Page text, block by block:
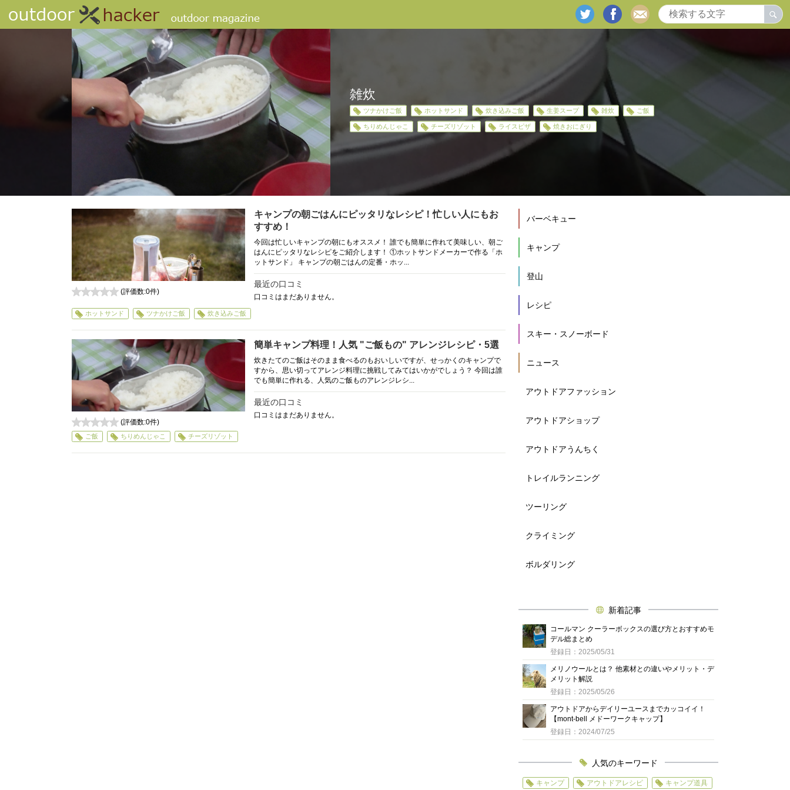
雑炊
ツナかけご飯 ホットサンド 炊き込みご飯 生姜スープ 雑炊 ご飯
ちりめんじゃこ チーズリゾット ライスピザ 焼きおにぎり
キャンプの朝ごはんにピッタリなレシピ！忙しい人にもお
すすめ！
今回は忙しいキャンプの朝にもオススメ！ 誰でも簡単に作れて美味しい、朝ご
はんにピッタリなレシピをご紹介します！ ①ホットサンドメーカーで作る「ホ
ットサンド」 キャンプの朝ごはんの定番・ホッ...
最近の口コミ
口コミはまだありません。
(評価数:0件)
ホットサンド ツナかけご飯 炊き込みご飯
簡単キャンプ料理！人気 "ご飯もの" アレンジレシピ・5選
炊きたてのご飯はそのまま食べるのもおいしいですが、せっかくのキャンプで
すから、思い切ってアレンジ料理に挑戦してみてはいかがでしょう？ 今回は誰
でも簡単に作れる、人気のご飯ものアレンジレシ...
最近の口コミ
口コミはまだありません。
0
(評価数:0件)
ご飯 ちりめんじゃこ チーズリゾット
バーベキュー
キャンプ
登山
レシピ
スキー・スノーボード
ニュース
アウトドアファッション
アウトドアショップ
アウトドアうんちく
トレイルランニング
ツーリング
クライミング
ボルダリング
新着記事
コールマン クーラーボックスの選び方とおすすめモ
デル総まとめ
登録日：2025/05/31
メリノウールとは？ 他素材との違いやメリット・デ
メリット解説
登録日：2025/05/26
アウトドアからデイリーユースまでカッコイイ！
【mont-bell メドーワークキャップ】
登録日：2024/07/25
人気のキーワード
キャンプ アウトドアレシピ キャンプ道具